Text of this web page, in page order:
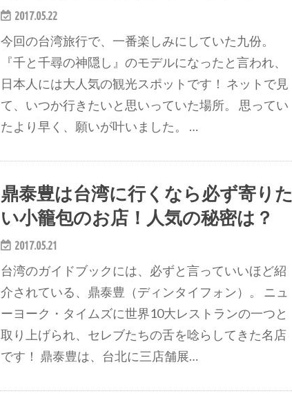
2017.05.22
今回の台湾旅行で、一番楽しみにしていた九份。
『千と千尋の神隠し』のモデルになったと言われ、
日本人には大人気の観光スポットです！ ネットで見
て、いつか行きたいと思いっていた場所。 思ってい
たより早く、願いが叶いました。 …
鼎泰豊は台湾に行くなら必ず寄りた
い小籠包のお店！人気の秘密は？
2017.05.21
台湾のガイドブックには、必ずと言っていいほど紹
介されている、鼎泰豊（ディンタイフォン）。 ニュ
ーヨーク・タイムズに世界10大レストランの一つと
取り上げられ、セレブたちの舌を唸らしてきた名店
です！ 鼎泰豊は、台北に三店舗展…